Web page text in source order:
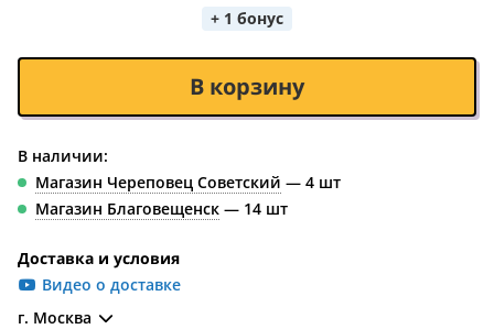
+ 1 бонус
В корзину
В наличии:
Магазин Череповец Советский — 4 шт
Магазин Благовещенск — 14 шт
Доставка и условия
Видео о доставке
г. Москва